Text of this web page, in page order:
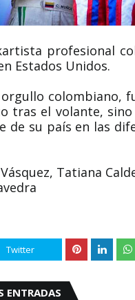
profesional
Estados Unidos.
colombiano,
tras el volante,
de su país en las
Tatiana
Twitter
ENTRADAS